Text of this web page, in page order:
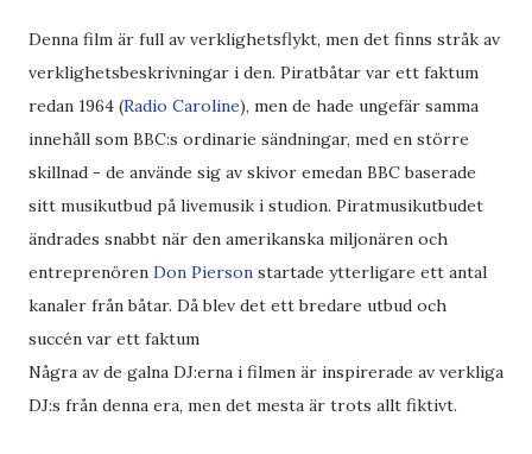
Denna film är full av verklighetsflykt, men det finns stråk av
verklighetsbeskrivningar i den. Piratbåtar var ett faktum
redan 1964 (Radio Caroline), men de hade ungefär samma
innehåll som BBC:s ordinarie sändningar, med en större
skillnad - de använde sig av skivor emedan BBC baserade
sitt musikutbud på livemusik i studion. Piratmusikutbudet
ändrades snabbt när den amerikanska miljonären och
entreprenören Don Pierson startade ytterligare ett antal
kanaler från båtar. Då blev det ett bredare utbud och
succén var ett faktum
Några av de galna DJ:erna i filmen är inspirerade av verkliga
DJ:s från denna era, men det mesta är trots allt fiktivt.